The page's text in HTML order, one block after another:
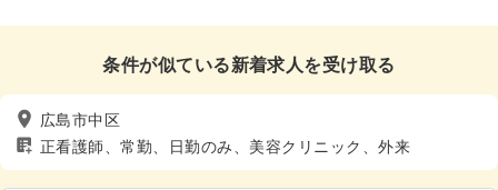
条件が似ている新着求人を受け取る
広島市中区
正看護師、常勤、日勤のみ、美容クリニック、外来